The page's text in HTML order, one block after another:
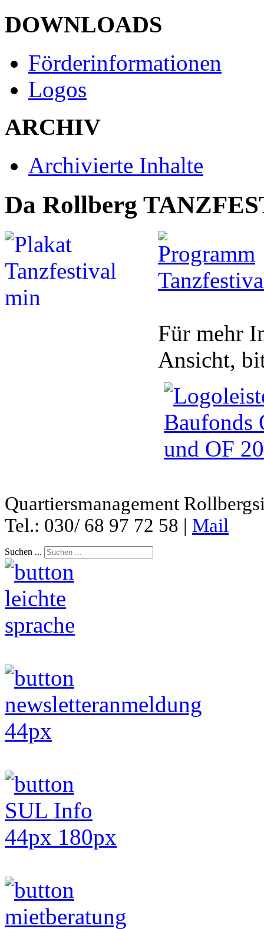
DOWNLOADS
Förderinformationen
Logos
ARCHIV
Archivierte Inhalte
Da Rollberg
Für mehr
Ansicht,
Quartiersmanagement
Tel.: 030/ 68 97 72 58 | Mail
Suchen ...